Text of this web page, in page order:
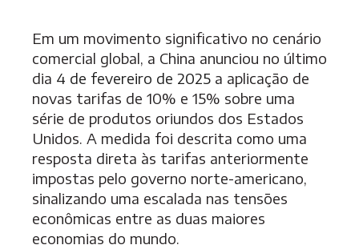
Em um movimento significativo no cenário
comercial global, a China anunciou no último
dia 4 de fevereiro de 2025 a aplicação de
novas tarifas de 10% e 15% sobre uma
série de produtos oriundos dos Estados
Unidos. A medida foi descrita como uma
resposta direta às tarifas anteriormente
impostas pelo governo norte-americano,
sinalizando uma escalada nas tensões
econômicas entre as duas maiores
economias do mundo.